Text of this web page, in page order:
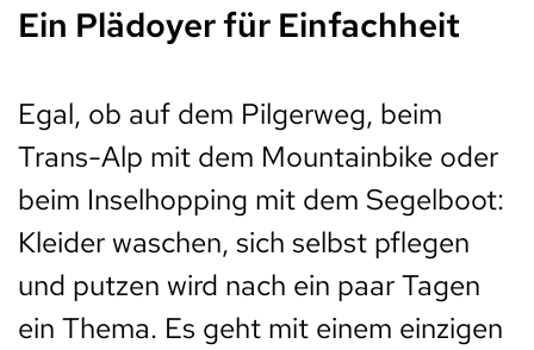
Ein Plädoyer für Einfachheit
Egal, ob auf dem Pilgerweg, beim
Trans-Alp mit dem Mountainbike oder
beim Inselhopping mit dem Segelboot:
Kleider waschen, sich selbst pflegen
und putzen wird nach ein paar Tagen
ein Thema. Es geht mit einem einzigen